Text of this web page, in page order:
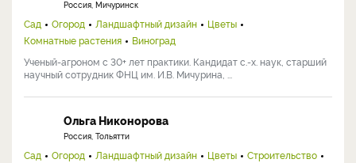
Россия, Мичуринск
Сад Огород Ландшафтный дизайн
Цветы
Комнатные растения
Виноград
Ученый-агроном с 30+ лет практики. Кандидат с.-х. наук, старший
научный сотрудник ФНЦ им. И.В. Мичурина, ...
Ольга Никонорова
Россия, Тольятти
Сад Огород Ландшафтный дизайн Цветы
Строительство